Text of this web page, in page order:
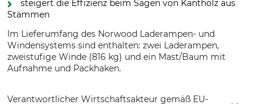
steigert die Effizienz beim Sägen von Kantholz aus
Stämmen
Im Lieferumfang des Norwood Laderampen- und
Windensystems sind enthalten: zwei Laderampen,
zweistufige Winde (816 kg) und ein Mast/Baum mit
Aufnahme und Packhaken.
Verantwortlicher Wirtschaftsakteur gemäß EU-